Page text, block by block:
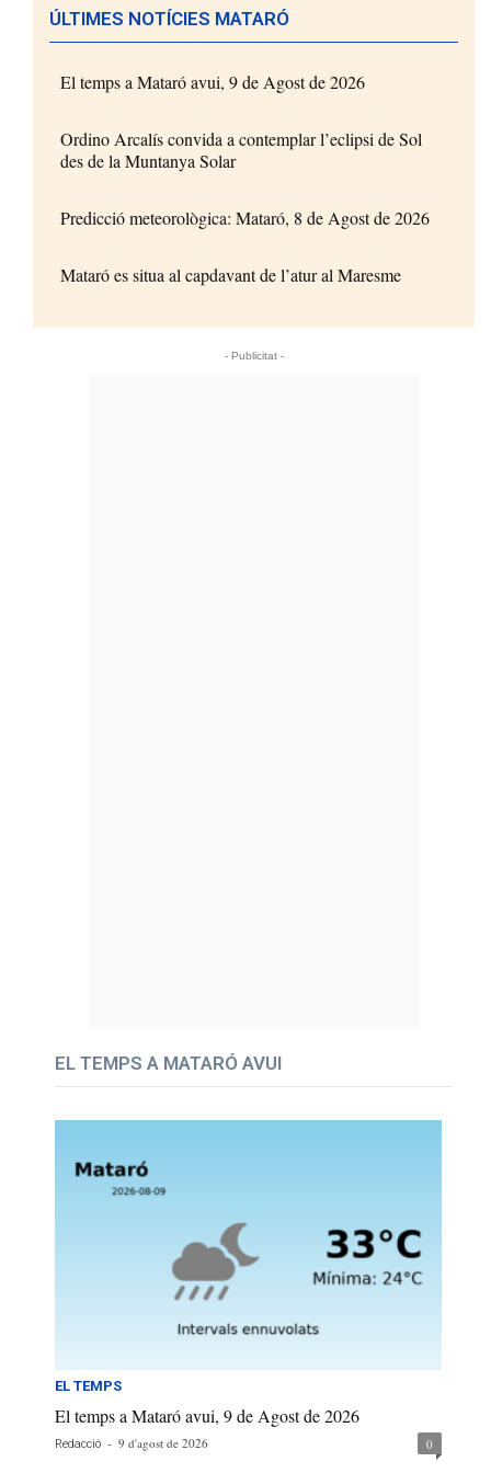
ÚLTIMES NOTÍCIES MATARÓ
El temps a Mataró avui, 9 de Agost de 2026
Ordino Arcalís convida a contemplar l’eclipsi de Sol
des de la Muntanya Solar
Predicció meteorològica: Mataró, 8 de Agost de 2026
Mataró es situa al capdavant de l’atur al Maresme
- Publicitat -
EL TEMPS A MATARÓ AVUI
EL TEMPS
El temps a Mataró avui, 9 de Agost de 2026
Redacció - 9 d'agost de 2026 0